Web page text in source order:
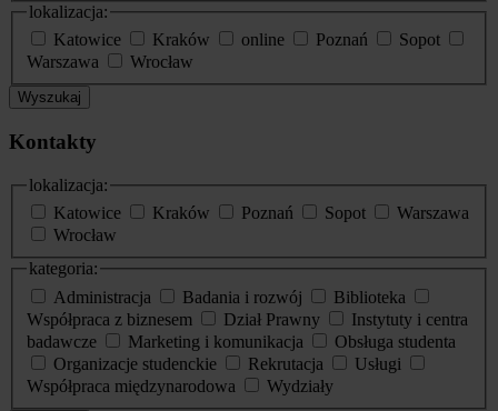
lokalizacja:
Katowice
Kraków online Poznań
Sopot
Warszawa
Wrocław
Wyszukaj
Kontakty
lokalizacja:
Katowice
Kraków Poznań Sopot
Warszawa
Wrocław
kategoria:
Administracja
Badania i rozwój
Biblioteka
Współpraca z biznesem
Dział Prawny
Instytuty i centra
badawcze
Marketing i komunikacja
Obsługa studenta
Organizacje studenckie
Rekrutacja
Usługi
Współpraca międzynarodowa
Wydziały